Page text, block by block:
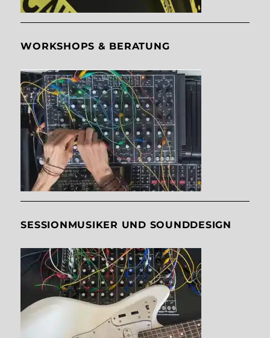
WORKSHOPS & BERATUNG
SESSIONMUSIKER UND SOUNDDESIGN